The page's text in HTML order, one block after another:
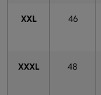
XXL 46
XXXL 48